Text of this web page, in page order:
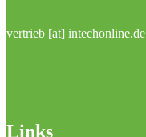
vertrieb [at] intechonline.de
Links